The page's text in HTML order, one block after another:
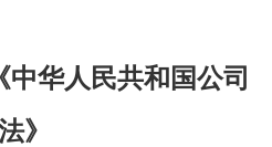
中华人民共和国公司
》